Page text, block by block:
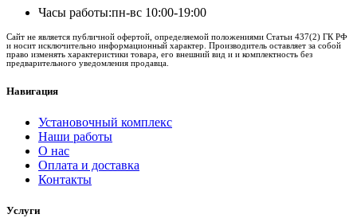
Часы работы:пн-вс 10:00-19:00
Сайт не является публичной офертой, определяемой положениями Статьи 437(2) ГК РФ
и носит исключительно информационный характер. Производитель оставляет за собой
право изменять характеристики товара, его внешний вид и и комплектность без
предварительного уведомления продавца.
Навигация
Установочный комплекс
Наши работы
О нас
Оплата и доставка
Контакты
Услуги